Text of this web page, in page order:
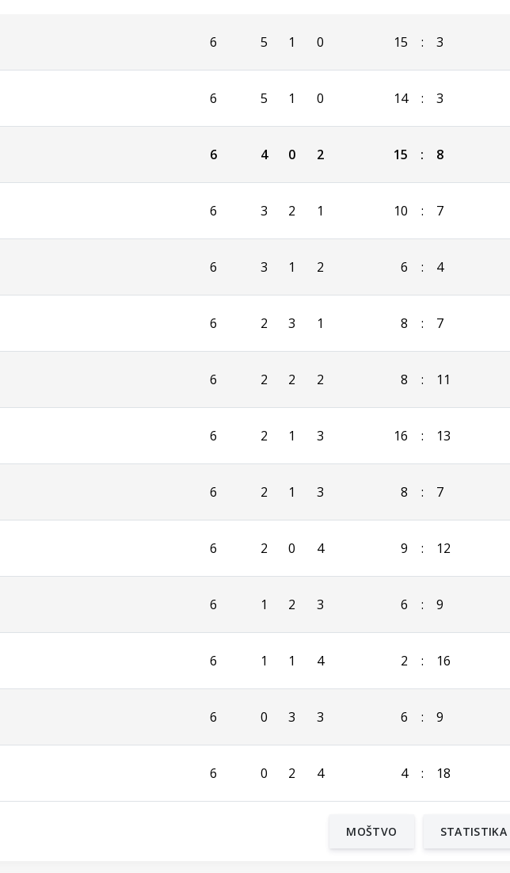
6 5 1 0 15 : 3
6 5 1 0 14 : 3
6 4 0 2 15 : 8
6 3 2 1 10 : 7
6 3 1 2 6 : 4
6 2 3 1 8 : 7
6 2 2 2 8 : 11
6 2 1 3 16 : 13
6 2 1 3 8 : 7
6 2 0 4 9 : 12
6 1 2 3 6 : 9
6 1 1 4 2 : 16
6 0 3 3 6 : 9
6 0 2 4 4 : 18
MOŠTVO STATISTIKA